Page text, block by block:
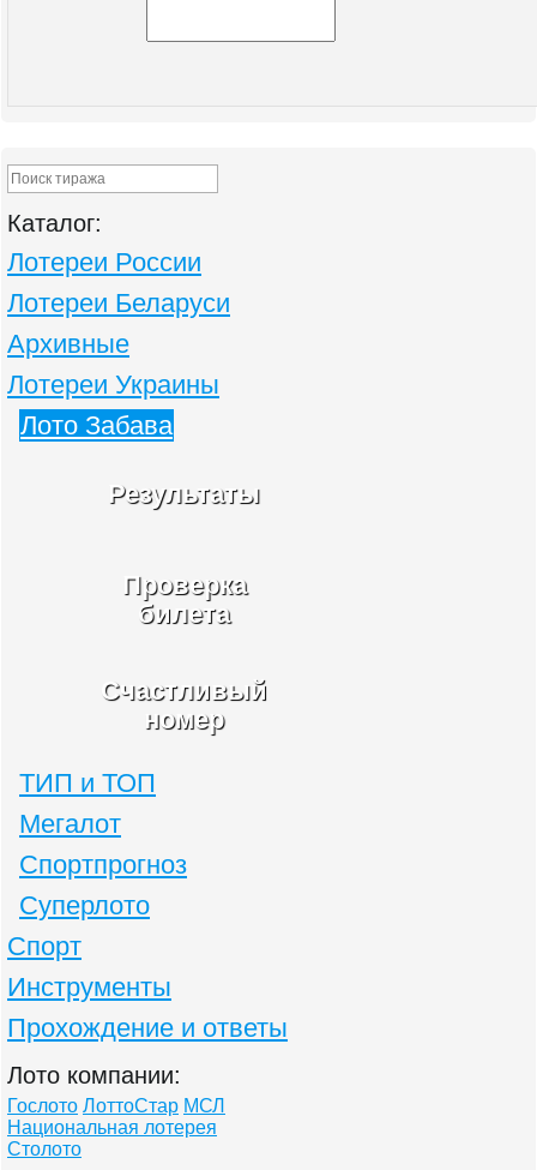
Каталог:
Лотереи России
Лотереи Беларуси
Архивные
Лотереи Украины
Лото Забава
Результаты
Проверка
билета
Счастливый
номер
ТИП и ТОП
Мегалот
Спортпрогноз
Суперлото
Спорт
Инструменты
Прохождение и ответы
Лото компании:
Гослото ЛоттоСтар МСЛ
Национальная лотерея
Столото